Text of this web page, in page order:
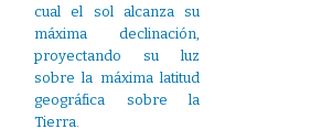
cual el sol alcanza su
máxima declinación,
proyectando su luz
sobre la máxima latitud
geográfica sobre la
Tierra.